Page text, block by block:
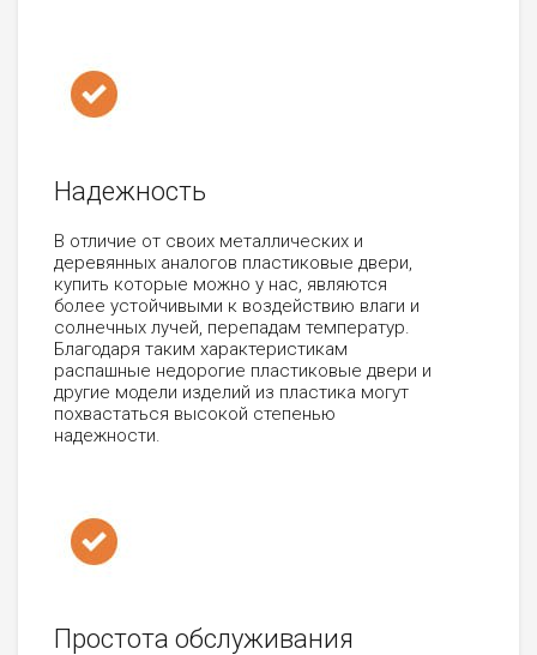
Надежность
В отличие от своих металлических и
деревянных аналогов пластиковые двери,
купить которые можно у нас, являются
более устойчивыми к воздействию влаги и
солнечных лучей, перепадам температур.
Благодаря таким характеристикам
распашные недорогие пластиковые двери и
другие модели изделий из пластика могут
похвастаться высокой степенью
надежности.
Простота обслуживания